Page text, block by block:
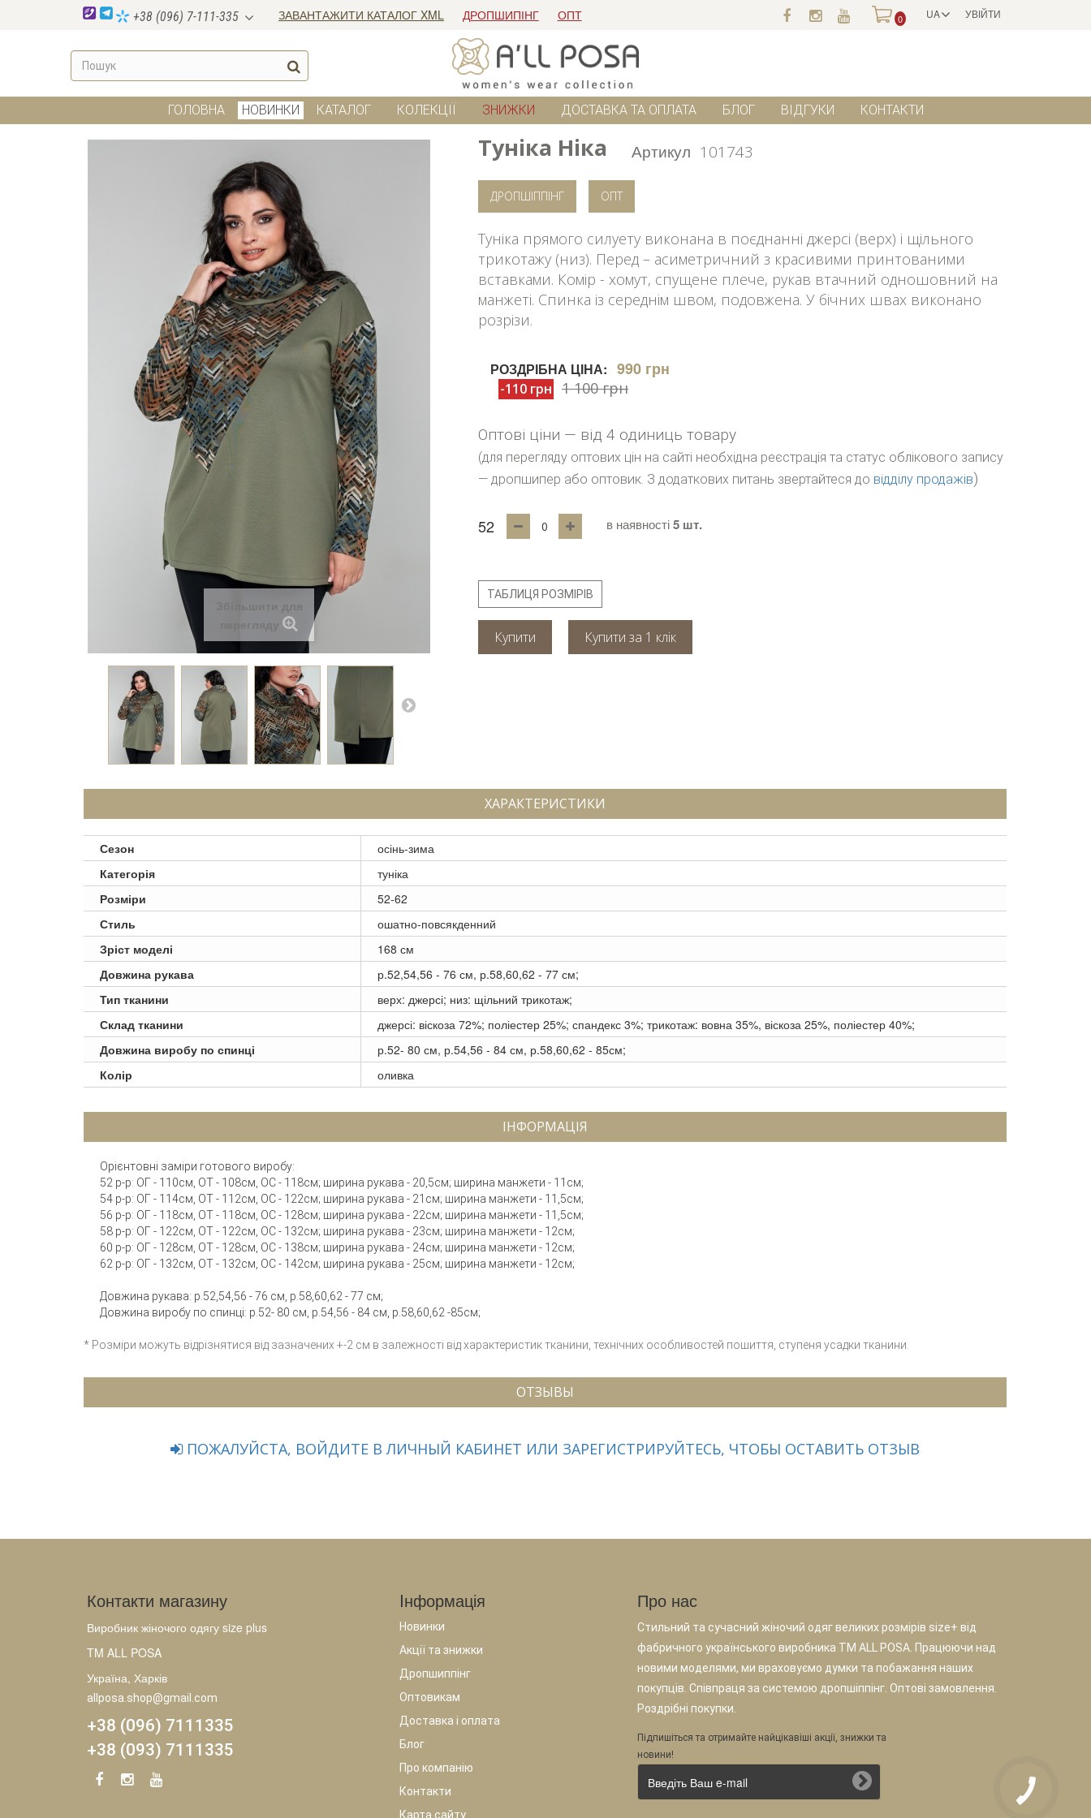
УВІЙТИ
UA
+38 (096) 7-111-335 ЗАВАНТАЖИТИ КАТАЛОГ XML ДРОПШИПІНГ ОПТ 0
ГОЛОВНА НОВИНКИ КАТАЛОГ КОЛЕКЦІЇ ЗНИЖКИ ДОСТАВКА ТА ОПЛАТА БЛОГ ВІДГУКИ КОНТАКТИ
Збільшити для
перегляду
Туніка Ніка Артикул 101743
ДРОПШІППІНГ ОПТ
Туніка прямого силуету виконана в поєднанні джерсі (верх) і щільного
трикотажу (низ). Перед – асиметричний з красивими принтованими
вставками. Комір - хомут, спущене плече, рукав втачний одношовний на
манжеті. Спинка із середнім швом, подовжена. У бічних швах виконано
розрізи.
РОЗДРІБНА ЦІНА: 990 грн
-110 грн 1 100 грн
Оптові ціни — від 4 одиниць товару
(для перегляду оптових цін на сайті необхідна реєстрація та статус облікового запису
— дропшипер або оптовик. З додаткових питань звертайтеся до відділу продажів)
52 в наявності 5 шт.
ТАБЛИЦЯ РОЗМІРІВ
Купити
ХАРАКТЕРИСТИКИ
Сезон
осінь-зима
Категорія
туніка
Розміри
52-62
Стиль
ошатно-повсякденний
Зріст моделі
168 см
Довжина рукава
р.52,54,56 - 76 см, р.58,60,62 - 77 см;
Тип тканини
верх: джерсі; низ: щільний трикотаж;
Склад тканини
джерсі: віскоза 72%; поліестер 25%; спандекс 3%; трикотаж: вовна 35%, віскоза 25%, поліестер 40%;
Довжина виробу по спинці
р.52- 80 см, р.54,56 - 84 см, р.58,60,62 - 85см;
Колір
оливка
ІНФОРМАЦІЯ
Орієнтовні заміри готового виробу:
52 р-р: ОГ - 110см, ОТ - 108см, ОC - 118см; ширина рукава - 20,5см; ширина манжети - 11см;
54 р-р: ОГ - 114см, ОТ - 112см, ОC - 122см; ширина рукава - 21см; ширина манжети - 11,5см;
56 р-р: ОГ - 118см, ОТ - 118см, ОC - 128см; ширина рукава - 22см; ширина манжети - 11,5см;
58 р-р: ОГ - 122см, ОТ - 122см, ОC - 132см; ширина рукава - 23см; ширина манжети - 12см;
60 р-р: ОГ - 128см, ОТ - 128см, ОC - 138см; ширина рукава - 24см; ширина манжети - 12см;
62 р-р: ОГ - 132см, ОТ - 132см, ОC - 142см; ширина рукава - 25см; ширина манжети - 12см;
Довжина рукава: р.52,54,56 - 76 см, р.58,60,62 - 77 см;
Довжина виробу по спинці: р.52- 80 см, р.54,56 - 84 см, р.58,60,62 -85см;
* Розміри можуть відрізнятися від зазначених +-2 см в залежності від характеристик тканини, технічних особливостей пошиття, ступеня усадки тканини.
ОТЗЫВЫ
ПОЖАЛУЙСТА, ВОЙДИТЕ В ЛИЧНЫЙ КАБИНЕТ ИЛИ ЗАРЕГИСТРИРУЙТЕСЬ, ЧТОБЫ ОСТАВИТЬ ОТЗЫВ
Контакти магазину
Виробник жіночого одягу size plus
TM ALL POSA
Україна, Харків
allposa.shop@gmail.com
+38 (096) 7111335
+38 (093) 7111335
Iнформація
Новинки
Акції та знижки
Дропшиппінг
Оптовикам
Доставка і оплата
Блог
Про компанію
Контакти
Карта сайту
Про нас
Стильний та сучасний жіночий одяг великих розмірів size+ від
фабричного українського виробника TM ALL POSA. Працюючи над
новими моделями, ми враховуємо думки та побажання наших
покупців. Співпраця за системою дропшіппінг. Оптові замовлення.
Роздрібні покупки.
Підпишіться та отримайте найцікавіші акції, знижки та
новини!